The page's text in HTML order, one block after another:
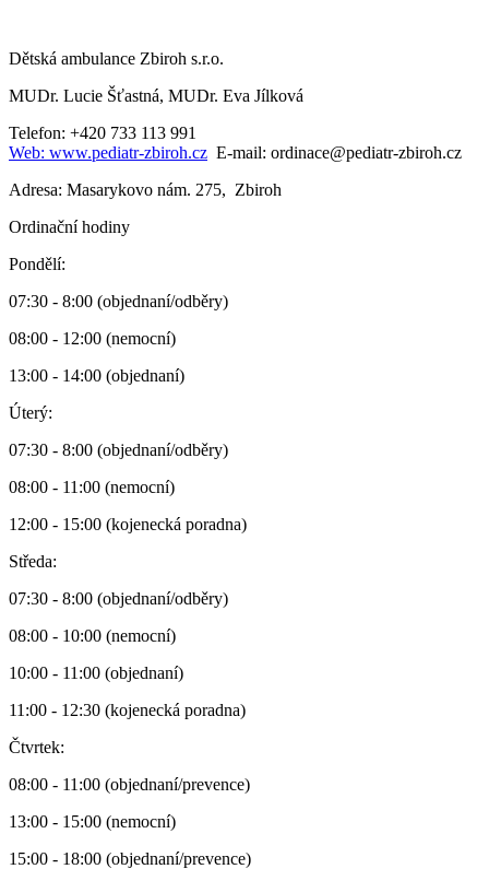
Dětská ambulance Zbiroh s.r.o.
MUDr. Lucie Šťastná, MUDr. Eva Jílková
Telefon: +420 733 113 991
Web: www.pediatr-zbiroh.cz E-mail: ordinace@pediatr-zbiroh.cz
Adresa: Masarykovo nám. 275, Zbiroh
Ordinační hodiny
Pondělí:
07:30 - 8:00 (objednaní/odběry)
08:00 - 12:00 (nemocní)
13:00 - 14:00 (objednaní)
Úterý:
07:30 - 8:00 (objednaní/odběry)
08:00 - 11:00 (nemocní)
12:00 - 15:00 (kojenecká poradna)
Středa:
07:30 - 8:00 (objednaní/odběry)
08:00 - 10:00 (nemocní)
10:00 - 11:00 (objednaní)
11:00 - 12:30 (kojenecká poradna)
Čtvrtek:
08:00 - 11:00 (objednaní/prevence)
13:00 - 15:00 (nemocní)
15:00 - 18:00 (objednaní/prevence)